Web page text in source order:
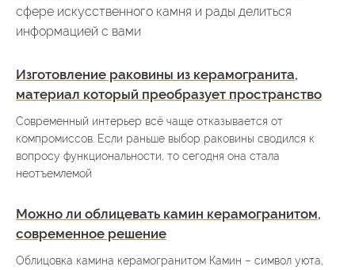
сфере искусственного камня и рады делиться
информацией с вами
Изготовление раковины из керамогранита,
материал который преобразует пространство
Современный интерьер всё чаще отказывается от
компромиссов. Если раньше выбор раковины сводился к
вопросу функциональности, то сегодня она стала
неотъемлемой
Можно ли облицевать камин керамогранитом,
современное решение
Облицовка камина керамогранитом Камин – символ уюта,